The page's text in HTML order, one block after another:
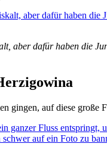
aber dafür haben die
gingen, auf diese große